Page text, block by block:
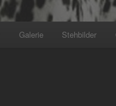
Galerie Stehbilder
+++ Wir planen den nächsten